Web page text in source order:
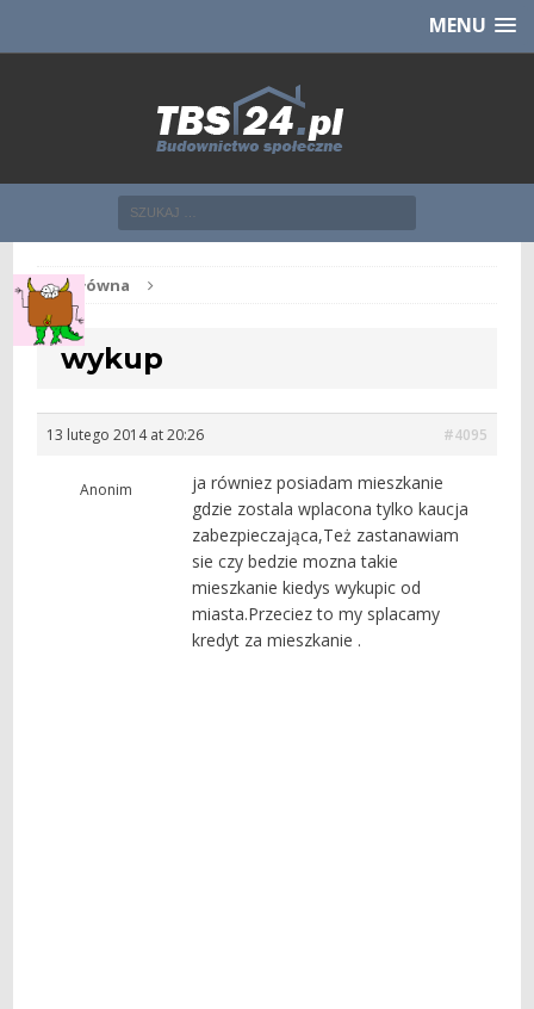
CHCĘ [klik]MENU
Str. główna
wykup
13 lutego 2014 at 20:26 #4095
Anonim
ja równiez posiadam mieszkanie
gdzie zostala wplacona tylko kaucja
zabezpieczająca,Też zastanawiam
sie czy bedzie mozna takie
mieszkanie kiedys wykupic od
miasta.Przeciez to my splacamy
kredyt za mieszkanie .